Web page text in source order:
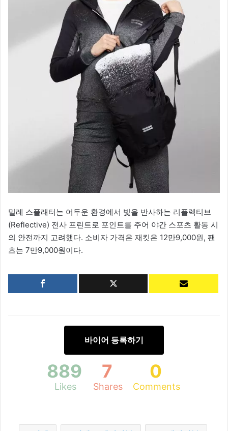
밀레 스플래터는 어두운 환경에서 빛을 반사하는 리플렉티브
(Reflective) 전사 프린트로 포인트를 주어 야간 스포츠 활동 시
의 안전까지 고려했다. 소비자 가격은 재킷은 12만9,000원, 팬
츠는 7만9,000원이다.
바이어 등록하기
889
Likes
7
Shares
0
Comments